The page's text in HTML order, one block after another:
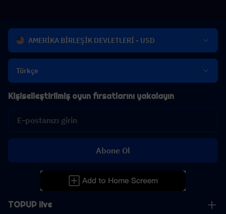
AMERİKA BİRLEŞİK DEVLETLERİ - USD
Türkçe
TOPUP live
Kişiselleştirilmiş oyun fırsatlarını yakalayın
Abone Ol